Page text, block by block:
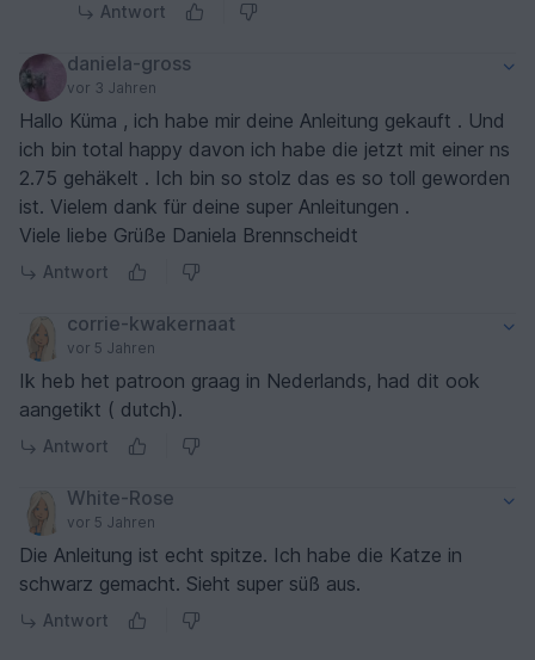
Antwort
daniela-gross
vor 3 Jahren
Hallo Küma , ich habe mir deine Anleitung gekauft . Und
ich bin total happy davon ich habe die jetzt mit einer ns
2.75 gehäkelt . Ich bin so stolz das es so toll geworden
ist. Vielem dank für deine super Anleitungen .
Viele liebe Grüße Daniela Brennscheidt
Antwort
corrie-kwakernaat
vor 5 Jahren
Ik heb het patroon graag in Nederlands, had dit ook
aangetikt ( dutch).
Antwort
White-Rose
vor 5 Jahren
Die Anleitung ist echt spitze. Ich habe die Katze in
schwarz gemacht. Sieht super süß aus.
Antwort